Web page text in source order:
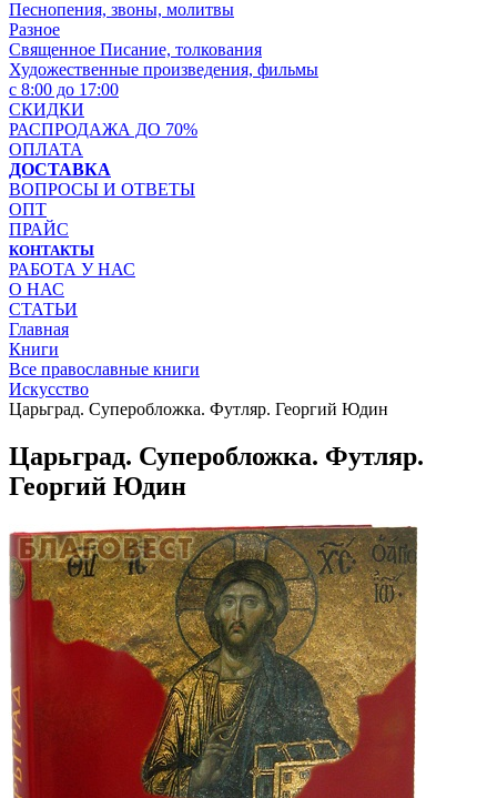
Песнопения, звоны, молитвы
Разное
Священное Писание, толкования
Художественные произведения, фильмы
с 8:00 до 17:00
СКИДКИ
РАСПРОДАЖА ДО 70%
ОПЛАТА
ДОСТАВКА
ВОПРОСЫ И ОТВЕТЫ
ОПТ
ПРАЙС
КОНТАКТЫ
РАБОТА У НАС
О НАС
СТАТЬИ
Главная
Книги
Все православные книги
Искусство
Царьград. Суперобложка. Футляр. Георгий Юдин
Царьград. Суперобложка. Футляр.
Георгий Юдин